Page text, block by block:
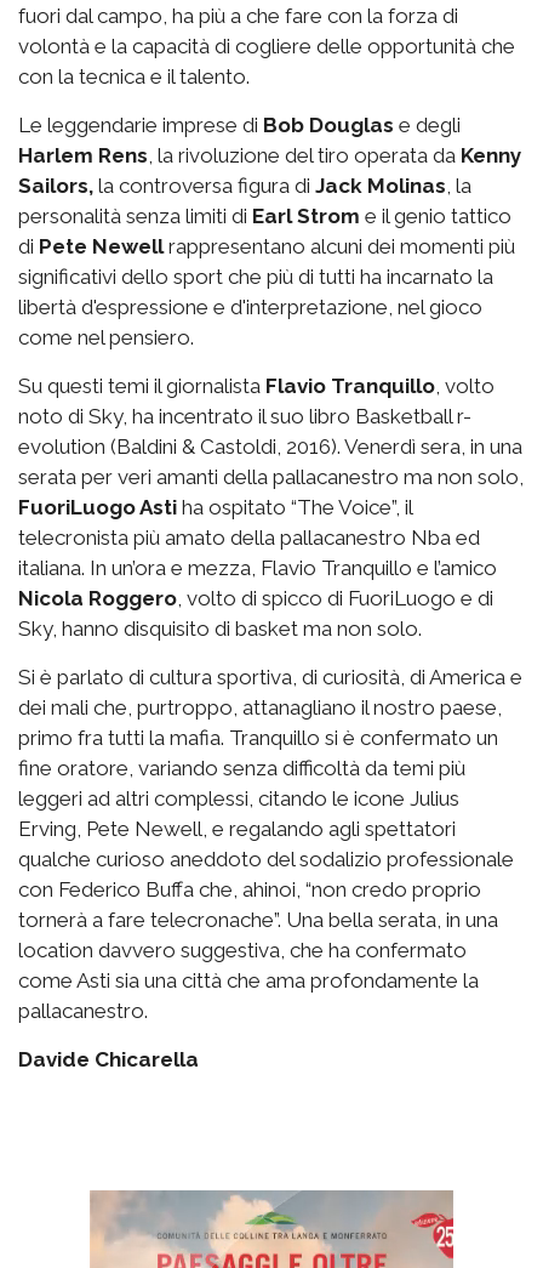
fuori dal campo, ha più a che fare con la forza di
volontà e la capacità di cogliere delle opportunità che
con la tecnica e il talento.
Le leggendarie imprese di Bob Douglas e degli
Harlem Rens, la rivoluzione del tiro operata da Kenny
Sailors, la controversa figura di Jack Molinas, la
personalità senza limiti di Earl Strom e il genio tattico
di Pete Newellrappresentano alcuni dei momenti più
significativi dello sport che più di tutti ha incarnato la
libertà d'espressione e d'interpretazione, nel gioco
come nel pensiero.
Su questi temi il giornalista Flavio Tranquillo, volto
noto di Sky, ha incentrato il suo libro Basketball r-
evolution (Baldini & Castoldi, 2016). Venerdì sera, in una
serata per veri amanti della pallacanestro ma non solo,
FuoriLuogo Asti ha ospitato “The Voice”, il
telecronista più amato della pallacanestro Nba ed
italiana. In un’ora e mezza, Flavio Tranquillo e l’amico
Nicola Roggero, volto di spicco di FuoriLuogo e di
Sky, hanno disquisito di basket ma non solo.
Si è parlato di cultura sportiva, di curiosità, di America e
dei mali che, purtroppo, attanagliano il nostro paese,
primo fra tutti la mafia. Tranquillo si è confermato un
fine oratore, variando senza difficoltà da temi più
leggeri ad altri complessi, citando le icone Julius
Erving, Pete Newell, e regalando agli spettatori
qualche curioso aneddoto del sodalizio professionale
con Federico Buffa che, ahinoi, “non credo proprio
tornerà a fare telecronache”. Una bella serata, in una
location davvero suggestiva, che ha confermato
come Asti sia una città che ama profondamente la
pallacanestro.
Davide Chicarella